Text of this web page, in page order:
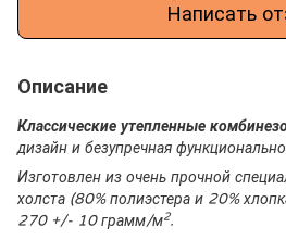
Написать
Описание
Классические утепленные
дизайн и безупречная
Изготовлен из очень прочной
холста (80% полиэстера и 20%
270 +/- 10 грамм/м2.